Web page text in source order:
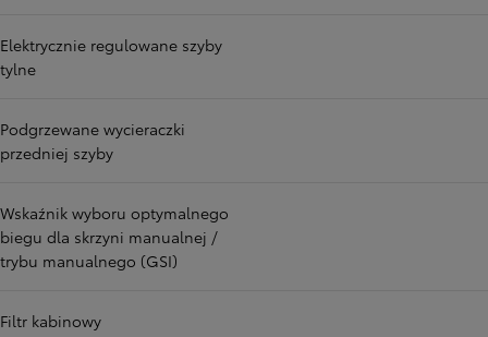
Elektrycznie regulowane szyby
tylne
Podgrzewane wycieraczki
przedniej szyby
Wskaźnik wyboru optymalnego
biegu dla skrzyni manualnej /
trybu manualnego (GSI)
Filtr kabinowy